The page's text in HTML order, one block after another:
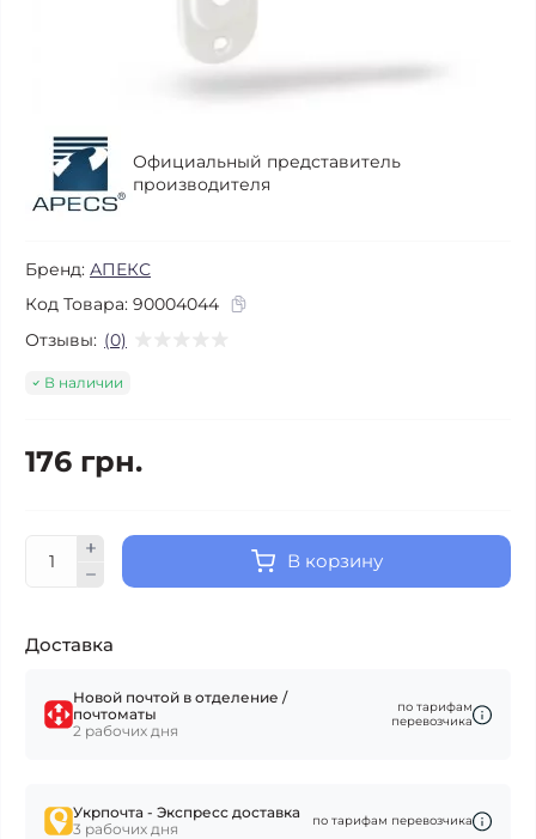
Официальный представитель
производителя
Бренд: АПЕКС
Код Товара: 90004044
Отзывы: (0)
В наличии
176 грн.
В корзину
Доставка
Новой почтой в отделение /
почтоматы
2 рабочих дня
по тарифам
перевозчика
Укрпочта - Экспресс доставка
3 рабочих дня
по тарифам перевозчика